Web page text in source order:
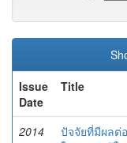
Issue
Date
Title
2014
ปัจจัยที่มีผลต่